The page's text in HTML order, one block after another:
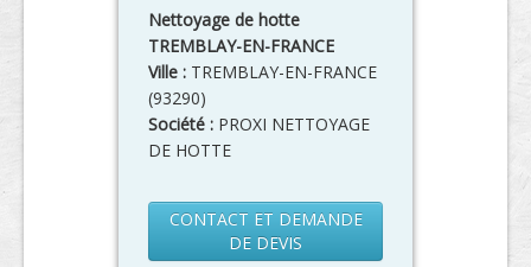
Nettoyage de hotte
TREMBLAY-EN-FRANCE
Ville : TREMBLAY-EN-FRANCE
(93290)
Société : PROXI NETTOYAGE
DE HOTTE
CONTACT ET DEMANDE
DE DEVIS